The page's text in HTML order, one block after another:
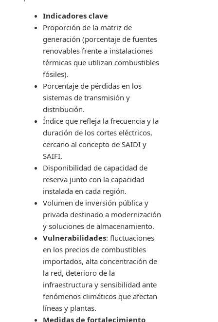
Indicadores clave
Proporción de la matriz de
generación (porcentaje de fuentes
renovables frente a instalaciones
térmicas que utilizan combustibles
fósiles).
Porcentaje de pérdidas en los
sistemas de transmisión y
distribución.
Índice que refleja la frecuencia y la
duración de los cortes eléctricos,
cercano al concepto de SAIDI y
SAIFI.
Disponibilidad de capacidad de
reserva junto con la capacidad
instalada en cada región.
Volumen de inversión pública y
privada destinado a modernización
y soluciones de almacenamiento.
Vulnerabilidades: fluctuaciones
en los precios de combustibles
importados, alta concentración de
la red, deterioro de la
infraestructura y sensibilidad ante
fenómenos climáticos que afectan
líneas y plantas.
Medidas de fortalecimiento